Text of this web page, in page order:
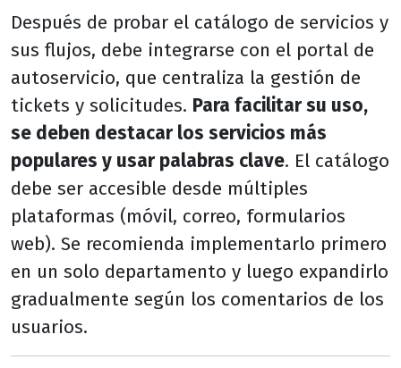
Después de probar el catálogo de servicios y
sus flujos, debe integrarse con el portal de
autoservicio, que centraliza la gestión de
tickets y solicitudes. Para facilitar su uso,
se deben destacar los servicios más
populares y usar palabras clave. El catálogo
debe ser accesible desde múltiples
plataformas (móvil, correo, formularios
web). Se recomienda implementarlo primero
en un solo departamento y luego expandirlo
gradualmente según los comentarios de los
usuarios.